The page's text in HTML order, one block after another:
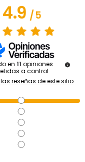
4.9/5
en11 opiniones
a control
reseñas de este sitio